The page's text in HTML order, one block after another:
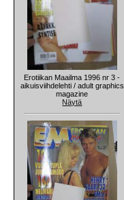
Erotiikan Maailma 1996 nr 3 -
aikuisviihdelehti / adult graphics
magazine
Näytä